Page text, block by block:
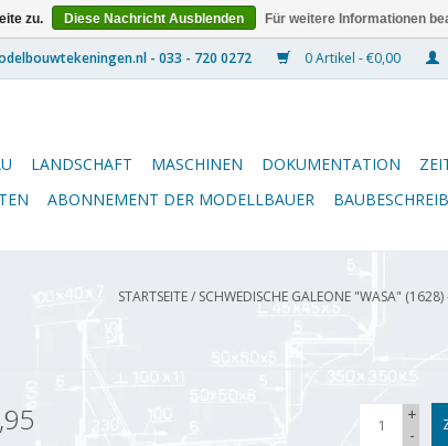
0 Artikel - €0,00
LANDSCHAFT MASCHINEN DOKUMENTATION
ABONNEMENT DER MODELLBAUER
STARTSEITE/ SCHWEDISCHE GALEONE "WASA"
+
-
zu. Diese Nachricht Ausblenden Für weitere Informationen